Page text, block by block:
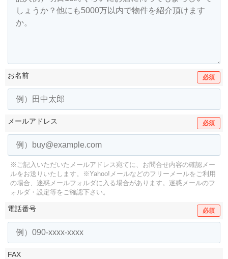
お名前 必須
メールアドレス 必須
※ご記入いただいたメールアドレス宛てに、お問合せ内容の確認メー
ルをお送りいたします。
※Yahoo!メールなどのフリーメールをご利用
の場合、迷惑メールフォルダに入る場合があります。 迷惑メールのフ
ォルダ・設定等をご確認下さい。
電話番号 必須
FAX